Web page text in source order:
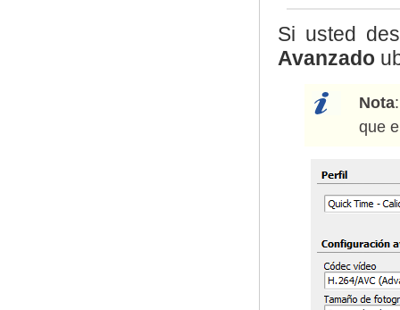
Si usted
Avanzado
Nota
que